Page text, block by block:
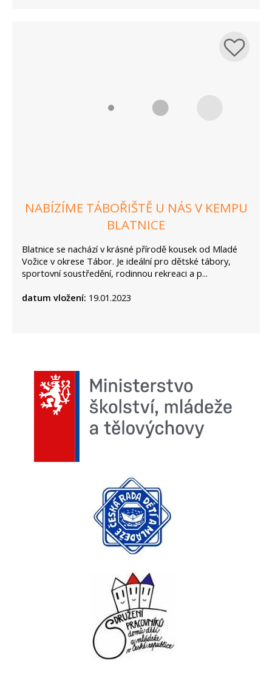
NABÍZÍME TÁBOŘIŠTĚ U NÁS V KEMPU
BLATNICE
Blatnice se nachází v krásné přírodě kousek od Mladé
Vožice v okrese Tábor. Je ideální pro dětské tábory,
sportovní soustředění, rodinnou rekreaci a p...
datum vložení: 19.01.2023